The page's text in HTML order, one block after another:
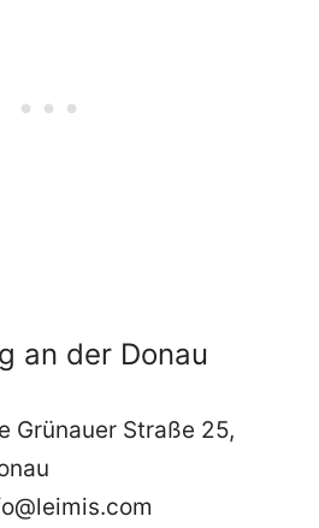
an der Donau
Grünauer Straße 25,